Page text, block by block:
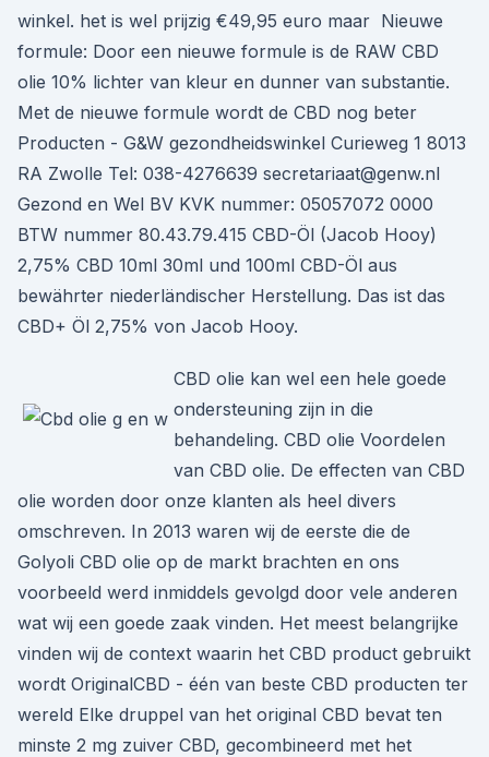
winkel. het is wel prijzig €49,95 euro maar Nieuwe
formule: Door een nieuwe formule is de RAW CBD
olie 10% lichter van kleur en dunner van substantie.
Met de nieuwe formule wordt de CBD nog beter
Producten - G&W gezondheidswinkel Curieweg 1 8013
RA Zwolle Tel: 038-4276639 secretariaat@genw.nl
Gezond en Wel BV KVK nummer: 05057072 0000
BTW nummer 80.43.79.415 CBD-Öl (Jacob Hooy)
2,75% CBD 10ml 30ml und 100ml CBD-Öl aus
bewährter niederländischer Herstellung. Das ist das
CBD+ Öl 2,75% von Jacob Hooy.
CBD olie kan wel een hele goede
ondersteuning zijn in die
behandeling. CBD olie Voordelen
van CBD olie. De effecten van CBD
olie worden door onze klanten als heel divers
omschreven. In 2013 waren wij de eerste die de
Golyoli CBD olie op de markt brachten en ons
voorbeeld werd inmiddels gevolgd door vele anderen
wat wij een goede zaak vinden. Het meest belangrijke
vinden wij de context waarin het CBD product gebruikt
wordt OriginalCBD - één van beste CBD producten ter
wereld Elke druppel van het original CBD bevat ten
minste 2 mg zuiver CBD, gecombineerd met het